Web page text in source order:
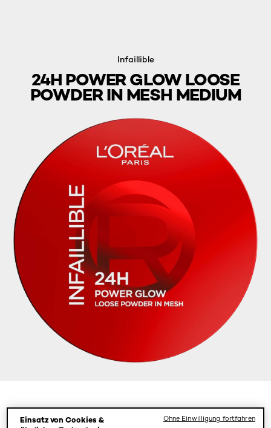
Infaillible
24H POWER GLOW LOOSE
POWDER IN MESH MEDIUM
Color
Einsatz von Cookies &
Ohne Einwilligung fortfahren